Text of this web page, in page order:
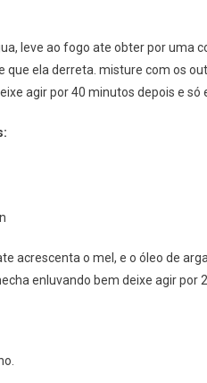
leve ao fogo ate obter por uma
que ela derreta. misture com os
agir por 40 minutos depois e só
acrescenta o mel, e o óleo de
enluvando bem deixe agir por